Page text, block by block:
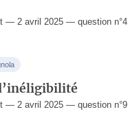
— 2 avril 2025 — question n°4
— 2 avril 2025 — question n°9